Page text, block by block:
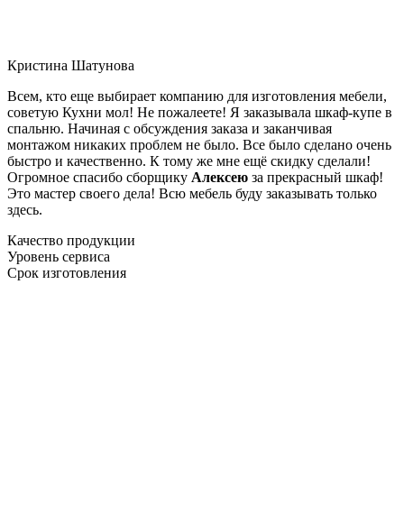
Кристина Шатунова
Всем, кто еще выбирает компанию для изготовления мебели,
советую Кухни мол! Не пожалеете! Я заказывала шкаф-купе в
спальню. Начиная с обсуждения заказа и заканчивая
монтажом никаких проблем не было. Все было сделано очень
быстро и качественно. К тому же мне ещё скидку сделали!
Огромное спасибо сборщику Алексею за прекрасный шкаф!
Это мастер своего дела! Всю мебель буду заказывать только
здесь.
Качество продукции
Уровень сервиса
Срок изготовления